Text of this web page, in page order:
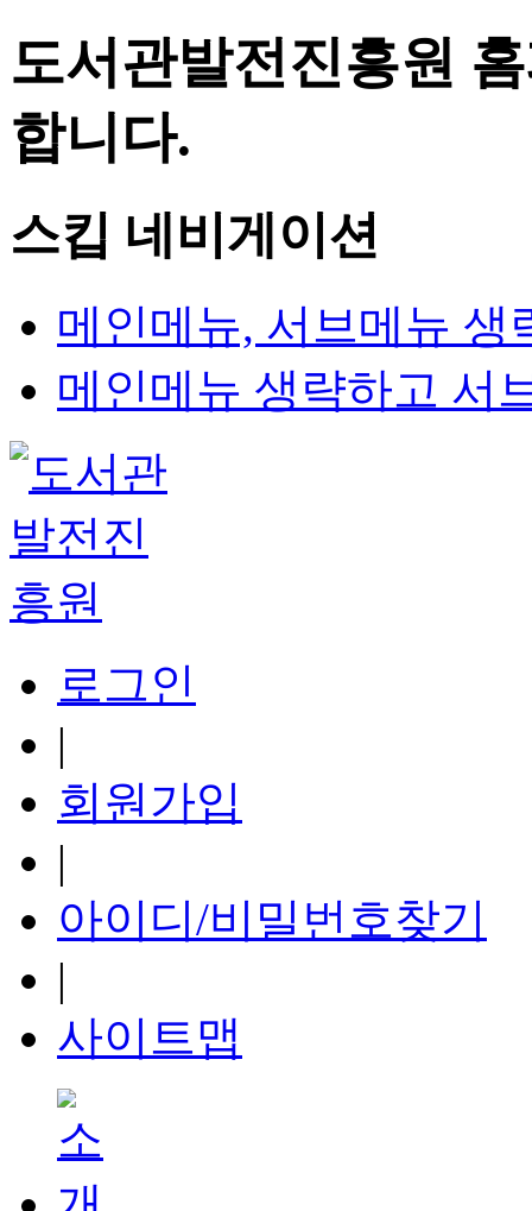
도서관발전진흥원
합니다.
스킵 네비게이션
메인메뉴, 서브메뉴 생
메인메뉴 생략하고 서
로그인
|
회원가입
|
아이디/비밀번호찾기
|
사이트맵